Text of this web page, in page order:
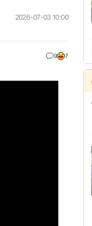
9 7
2026-07-03 10:00